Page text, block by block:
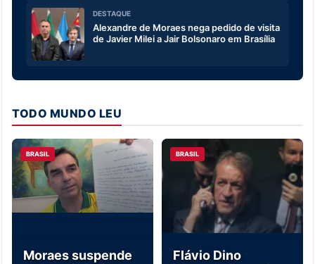
DESTAQUE
Alexandre de Moraes nega pedido de visita
de Javier Milei a Jair Bolsonaro em Brasília
TODO MUNDO LEU
BRASIL
Moraes suspende
BRASIL
Flávio Dino